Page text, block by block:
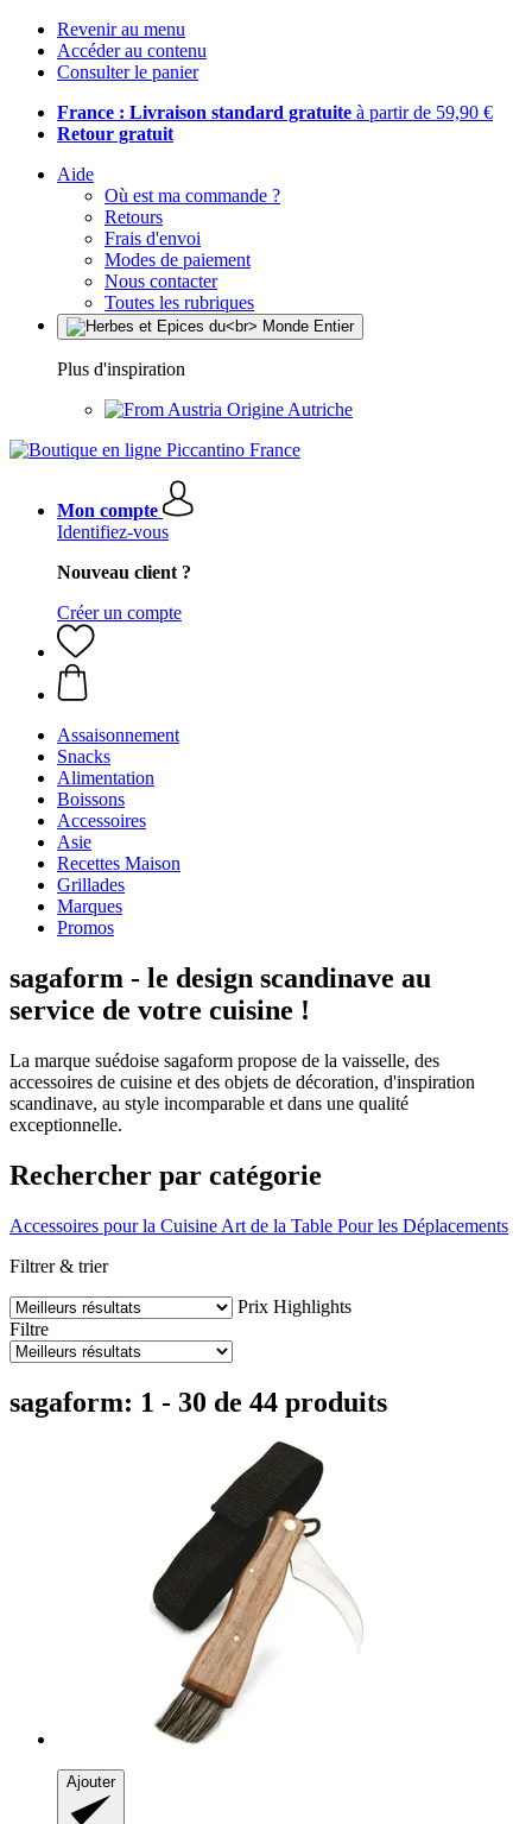
Revenir au menu
Accéder au contenu
Consulter le panier
France : Livraison standard gratuite à partir de 59,90 €
Retour gratuit
Aide
Où est ma commande ?
Retours
Frais d'envoi
Modes de paiement
Nous contacter
Toutes les rubriques
Plus d'inspiration
Origine Autriche
Mon compte
Identifiez-vous
Nouveau client ?
Créer un compte
Assaisonnement
Snacks
Alimentation
Boissons
Accessoires
Asie
Recettes Maison
Grillades
Marques
Promos
sagaform - le design scandinave au
service de votre cuisine !
La marque suédoise sagaform propose de la vaisselle, des
accessoires de cuisine et des objets de décoration, d'inspiration
scandinave, au style incomparable et dans une qualité
exceptionnelle.
Rechercher par catégorie
Accessoires pour la Cuisine Art de la Table Pour les Déplacements
Filtrer & trier
Prix Highlights
Filtre
sagaform: 1 - 30 de 44 produits
Ajouter